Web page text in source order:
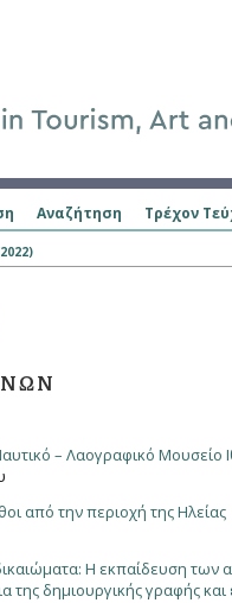
Αναζήτηση Τρέχον
– Λαογραφικό Μουσείο
από την περιοχή της Ηλείας
Η εκπαίδευση των
δημιουργικής γραφής και